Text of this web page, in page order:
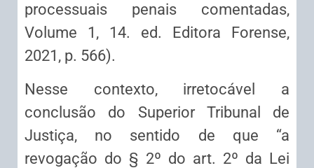
processuais penais comentadas,
Volume 1, 14. ed. Editora Forense,
2021, p. 566).
Nesse contexto, irretocável a
conclusão do Superior Tribunal de
Justiça, no sentido de que “a
revogação do § 2º do art. 2º da Lei